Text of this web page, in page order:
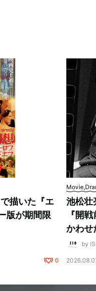
描いた『エ
版が期間限
0
池松壮
『開
かわせ
by